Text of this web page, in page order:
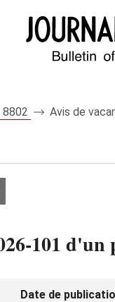
8802 Avis de
Date de